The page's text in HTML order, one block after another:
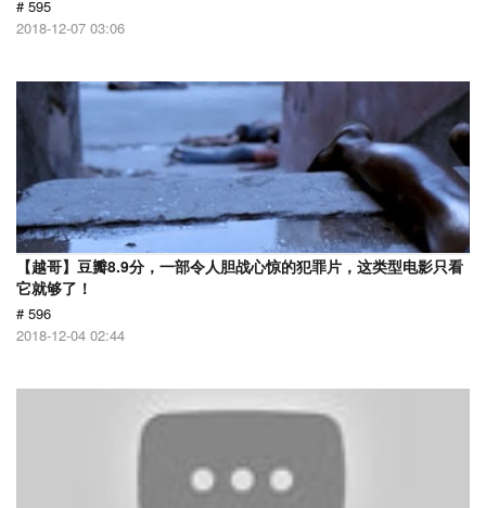
# 595
2018-12-07 03:06
【越哥】豆瓣8.9分，一部令人胆战心惊的犯罪片，这类型电影只看
它就够了！
# 596
2018-12-04 02:44